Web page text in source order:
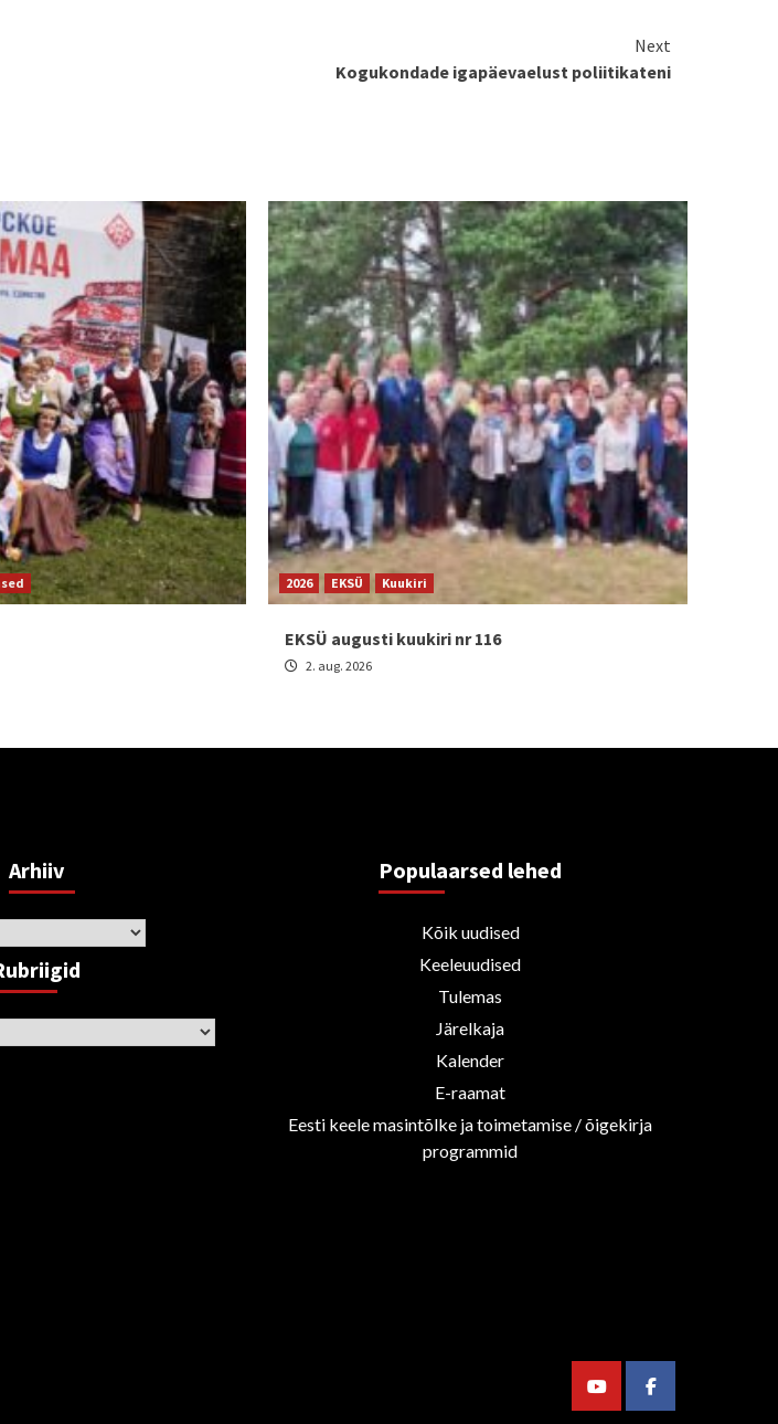
Next
Kogukondade igapäevaelust poliitikateni
2026 EKSÜ Kuukiri
EKSÜ augusti kuukiri nr 116
2. aug. 2026
Arhiiv Populaarsed lehed
Kõik uudised
Keeleuudised
Tulemas
Järelkaja
Kalender
E-raamat
Eesti keele masintõlke ja toimetamise / õigekirja
programmid
YoutubeFacebook